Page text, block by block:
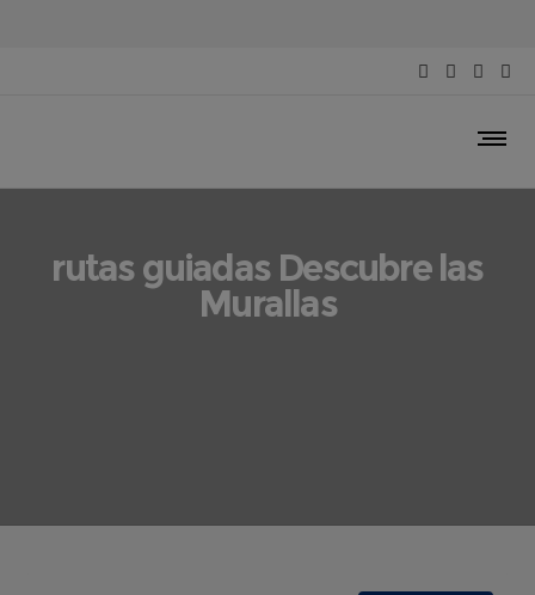
rutas guiadas Descubre las
Murallas